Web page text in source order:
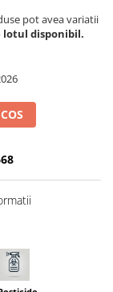
pot avea variatii
lotul disponibil.